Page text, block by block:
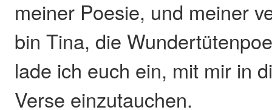
meiner Poesie, und meiner
bin Tina, die
lade ich euch ein, mit mir in
Verse einzutauchen.